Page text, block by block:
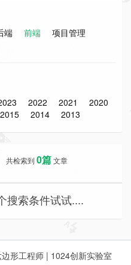
端 前端
项目管理
2022 2021
2020
2015 2014 2013
共检索到 0篇文章
搜索条件试试....
形工程师 | 1024创新实验室